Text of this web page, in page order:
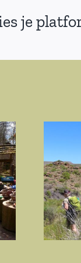
je